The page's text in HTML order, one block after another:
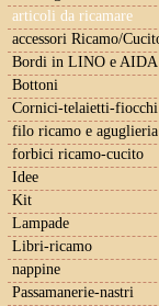
articoli da ricamare
accessori Ricamo/
Bordi in LINO e AIDA
Bottoni
Cornici-telaietti-fiocchi
filo ricamo e aguglieria
forbici ricamo-cucito
Idee
Kit
Lampade
Libri-ricamo
nappine
Passamanerie-nastri